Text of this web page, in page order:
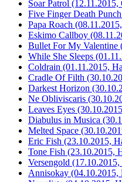
Soar Patrol (12.11.2015,
Five Finger Death
Papa Roach
Eskimo Callboy
Bullet For My Valentine
While She Sleeps
Coldrain (01.11.2015,
Cradle Of Filth
Darkest Horizon
Ne Obliviscaris
Leaves Eyes
Diabulus in Musica
Melted Space
Eric Fish (23.10.2015,
Tone Fish (23.10.2015,
Versengold
Annisokay (04.10.2015,